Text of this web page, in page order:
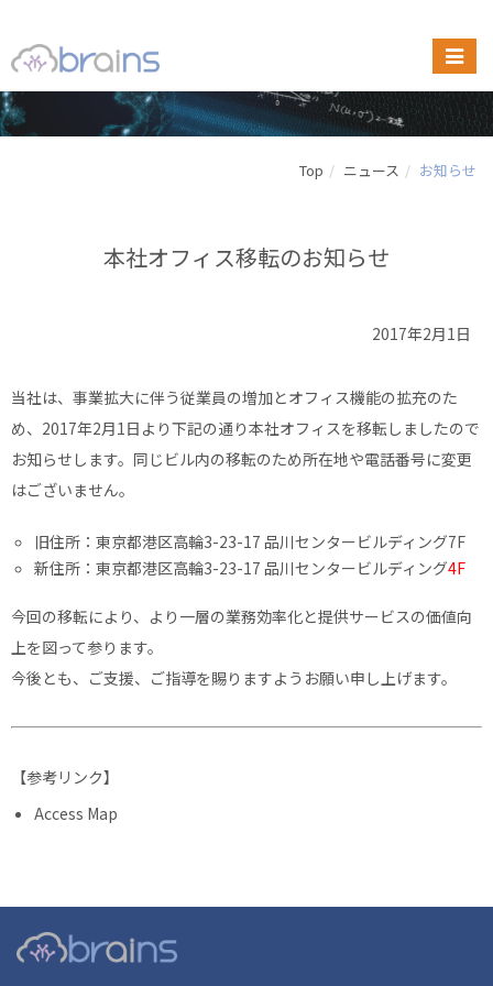
Top ニュース お知らせ
本社オフィス移転のお知らせ
2017年2月1日
当社は、事業拡大に伴う従業員の増加とオフィス機能の拡充のた
め、2017年2月1日より下記の通り本社オフィスを移転しましたので
お知らせします。同じビル内の移転のため所在地や電話番号に変更
はございません。
旧住所：東京都港区高輪3-23-17 品川センタービルディング7F
新住所：東京都港区高輪3-23-17 品川センタービルディング4F
今回の移転により、より一層の業務効率化と提供サービスの価値向
上を図って参ります。
今後とも、ご支援、ご指導を賜りますようお願い申し上げます。
【参考リンク】
Access Map